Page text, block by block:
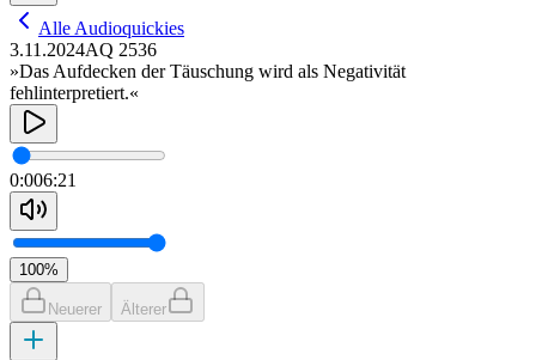
Alle Audioquickies
3.11.2024AQ 2536
»Das Aufdecken der Täuschung wird als Negativität
fehlinterpretiert.«
0:006:21
100%
Neuerer Älterer